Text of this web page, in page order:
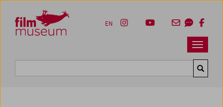
Zum Inhalt
Zum Hauptmenü
Zur Servicenavigation
Zum Suche
Navbar
EN